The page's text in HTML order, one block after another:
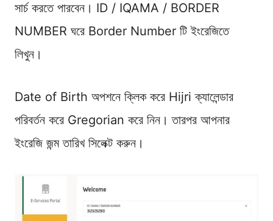
সার্চ করতে পারবেন। ID / IQAMA / BORDER
NUMBER ঘরে Border Number টি ইংরেজিতে
লিখুন।
Date of Birth অপশনে ক্লিক করে Hijri ক্যালেন্ডার
পরিবর্তন করে Gregorian করে নিন। তারপর আপনার
ইংরেজি জন্ম তারিখ সিলেক্ট করুন।